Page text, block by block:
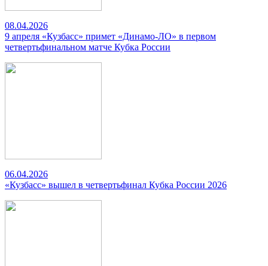
08.04.2026
9 апреля «Кузбасс» примет «Динамо-ЛО» в первом
четвертьфинальном матче Кубка России
06.04.2026
«Кузбасс» вышел в четвертьфинал Кубка России 2026